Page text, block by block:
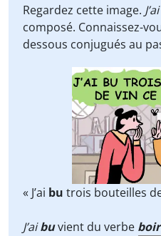
Regardez cette image.
composé. Connaissez-
dessous conjugués au
« J’ai bu trois bouteilles
J’aibuvient du verbe